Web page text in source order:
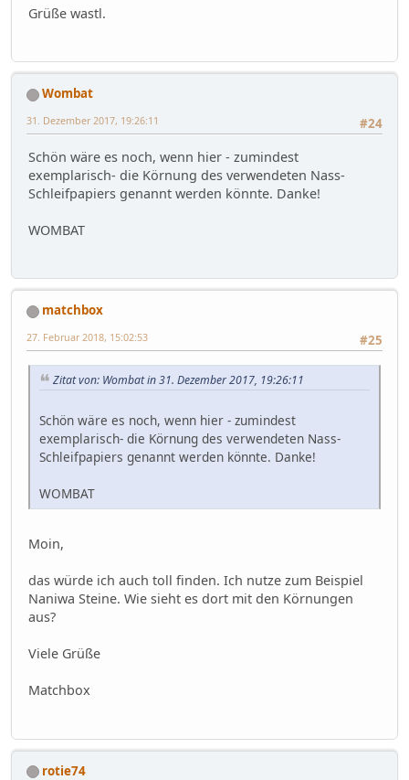
Grüße wastl.
Wombat
#24
31. Dezember 2017, 19:26:11
Schön wäre es noch, wenn hier - zumindest
exemplarisch- die Körnung des verwendeten Nass-
Schleifpapiers genannt werden könnte. Danke!
WOMBAT
matchbox
#25
27. Februar 2018, 15:02:53
Zitat von: Wombat in 31. Dezember 2017, 19:26:11
Schön wäre es noch, wenn hier - zumindest
exemplarisch- die Körnung des verwendeten Nass-
Schleifpapiers genannt werden könnte. Danke!
WOMBAT
Moin,
das würde ich auch toll finden. Ich nutze zum Beispiel
Naniwa Steine. Wie sieht es dort mit den Körnungen
aus?
Viele Grüße
Matchbox
rotie74